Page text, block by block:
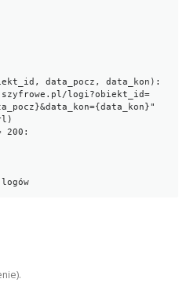
logi?obiekt_id=
200:
logów